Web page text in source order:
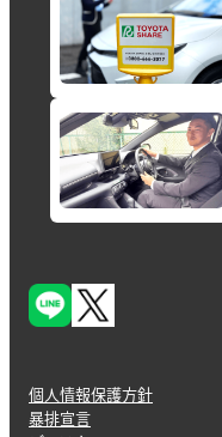
個人情報保護方針
暴排宣言